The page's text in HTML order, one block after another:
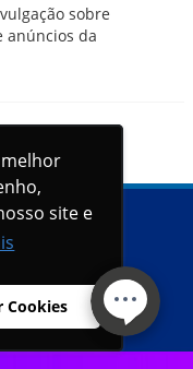
site e
Cookies
site e
Cookies
sobre
anúncios da